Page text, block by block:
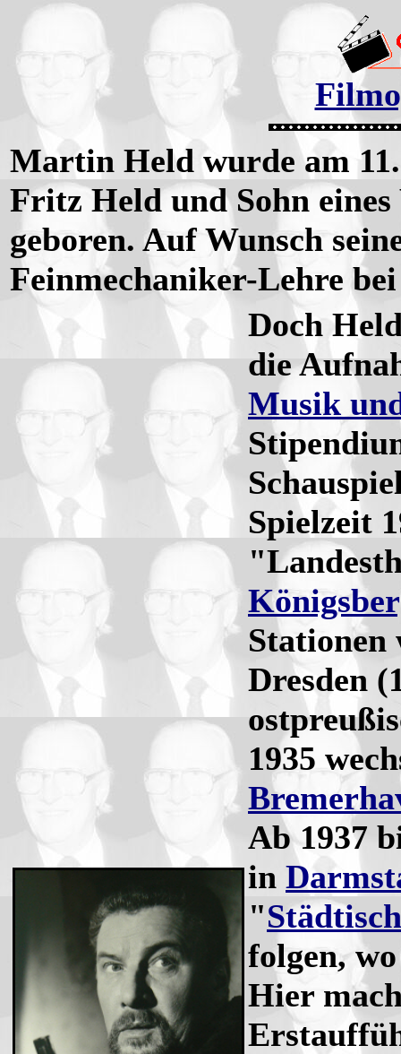
Martin Held wurde am
Fritz Held und Sohn
geboren. Auf Wunsch
Feinmechaniker-Lehre
Doch
die
Musik
Spielzeit
Stationen
Dresden
1935
Ab 1937
in
"
folgen,
Hier